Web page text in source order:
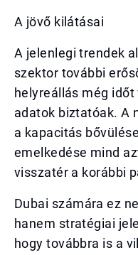
A jövő kilátásai
A jelenlegi trendek
szektor további
helyreállás még
adatok biztatóak. A
a kapacitás
emelkedése mind
visszatér a korábbi
Dubai számára ez
hanem stratégiai
hogy továbbra is a